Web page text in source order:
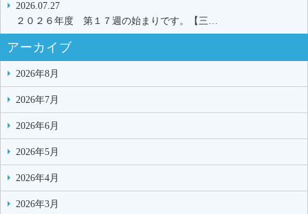
2026.07.27
２０２６年度 第１７週の始まりです。【三…
アーカイブ
2026年8月
2026年7月
2026年6月
2026年5月
2026年4月
2026年3月